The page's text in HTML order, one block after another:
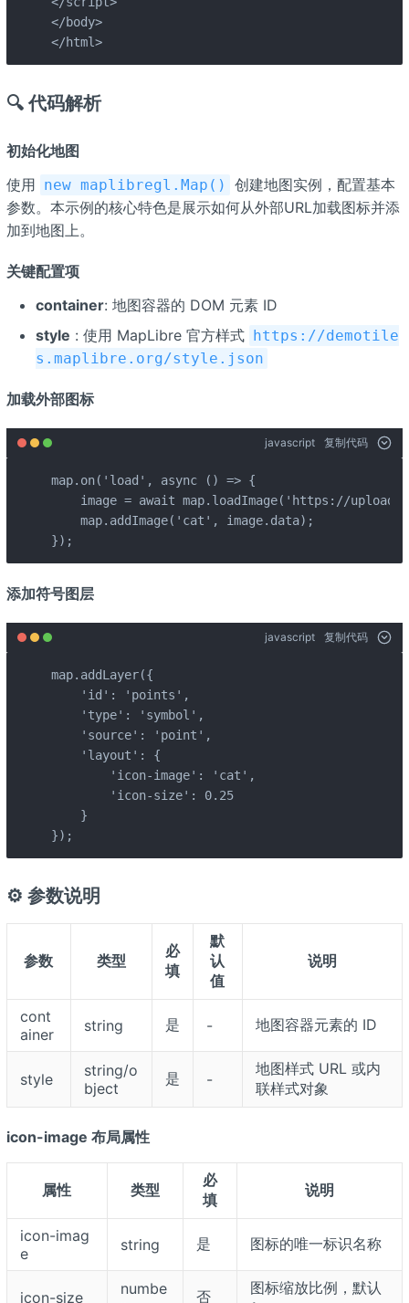
</body>
</html>
🔍 代码解析
初始化地图
使用 new maplibregl.Map()
创建地图实例，配置基本
参数。本示例的核心特色是展示如何从外部URL加载图标并添
加到地图上。
关键配置项
container: 地图容器的 DOM 元素 ID
style : 使用 MapLibre 官方样式 https://demotile
s.maplibre.org/style.json
加载外部图标
javascript 复制代码
map.on('load', async () => {
image = await map.loadImage('https://
    map.addImage('cat', image.data);
});
添加符号图层
javascript 复制代码
map.addLayer({
    'id': 'points',
    'type': 'symbol',
    'source': 'point',
    'layout': {
        'icon-image': 'cat',
        'icon-size': 0.25
    }
});
⚙️ 参数说明
参数 类型
必
填
默
认
值
说明
cont
ainer
string 是 - 地图容器元素的 ID
style
string/o
bject
是 -
地图样式 URL 或内
联样式对象
icon-image 布局属性
属性 类型
必
填
说明
icon-imag
e
string 是 图标的唯一标识名称
icon-size
numbe
否
图标缩放比例，默认